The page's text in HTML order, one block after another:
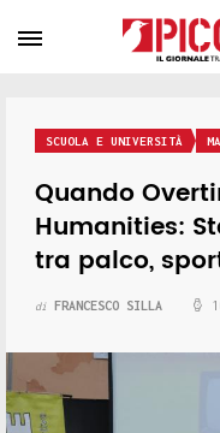
SCUOLA E UNIVERSITÀ
Quando
Humanities:
tra palco,
di FRANCESCO SILLA